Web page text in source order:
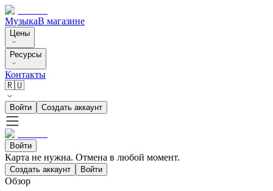
МузыкаВ магазине
Цены
Ресурсы
Контакты
🇷🇺
Войти Создать аккаунт
Войти
Карта не нужна. Отмена в любой момент.
Создать аккаунт Войти
Обзор